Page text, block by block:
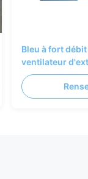
Bleu à fort
ventilateur
d'extraction de